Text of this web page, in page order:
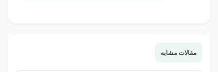
مقالات مشابه